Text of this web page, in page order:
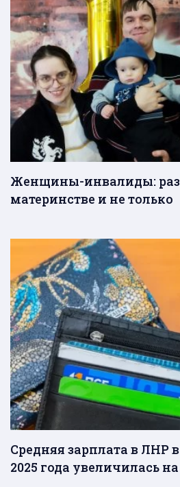
Женщины-инвалиды:
материнстве и не только
Средняя зарплата в ЛНР
2025 года увеличилась на